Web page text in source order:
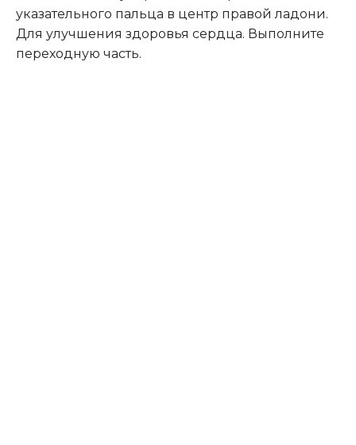
указательного пальца в центр правой ладони.
Для улучшения здоровья сердца. Выполните
переходную часть.